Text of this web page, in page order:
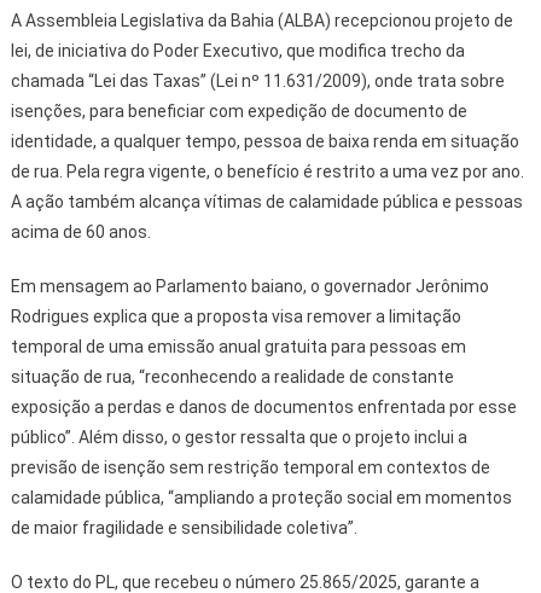
A Assembleia Legislativa da Bahia (ALBA) recepcionou projeto de
lei, de iniciativa do Poder Executivo, que modifica trecho da
chamada “Lei das Taxas” (Lei nº 11.631/2009), onde trata sobre
isenções, para beneficiar com expedição de documento de
identidade, a qualquer tempo, pessoa de baixa renda em situação
de rua. Pela regra vigente, o benefício é restrito a uma vez por ano.
A ação também alcança vítimas de calamidade pública e pessoas
acima de 60 anos.
Em mensagem ao Parlamento baiano, o governador Jerônimo
Rodrigues explica que a proposta visa remover a limitação
temporal de uma emissão anual gratuita para pessoas em
situação de rua, “reconhecendo a realidade de constante
exposição a perdas e danos de documentos enfrentada por esse
público”. Além disso, o gestor ressalta que o projeto inclui a
previsão de isenção sem restrição temporal em contextos de
calamidade pública, “ampliando a proteção social em momentos
de maior fragilidade e sensibilidade coletiva”.
O texto do PL, que recebeu o número 25.865/2025, garante a